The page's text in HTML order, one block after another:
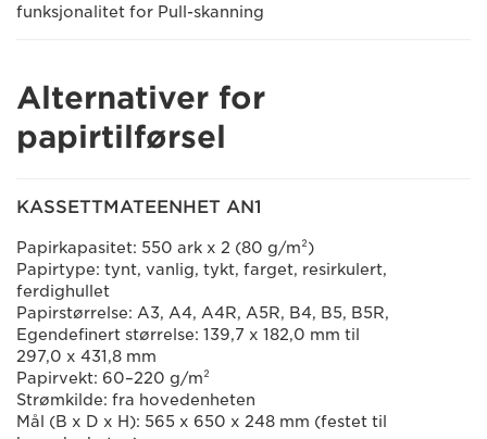
funksjonalitet for Pull-skanning
Alternativer for
papirtilførsel
KASSETTMATEENHET AN1
Papirkapasitet: 550 ark x 2 (80 g/m²)
Papirtype: tynt, vanlig, tykt, farget, resirkulert,
ferdighullet
Papirstørrelse: A3, A4, A4R, A5R, B4, B5, B5R,
Egendefinert størrelse: 139,7 x 182,0 mm til
297,0 x 431,8 mm
Papirvekt: 60–220 g/m²
Strømkilde: fra hovedenheten
Mål (B x D x H): 565 x 650 x 248 mm (festet til